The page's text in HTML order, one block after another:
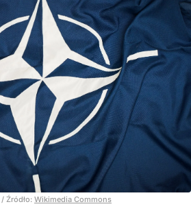
/ Źródło: Wikimedia Commons